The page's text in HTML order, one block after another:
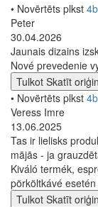
• Novērtēts plkst
Peter
30.04.2026
Jaunais dizains
Nové prevedenie
Tulkot Skatīt
• Novērtēts plkst
Veress Imre
13.06.2025
Tas ir lielisks
mājās - ja
Kiváló termék,
pörköltkávé
Tulkot Skatīt